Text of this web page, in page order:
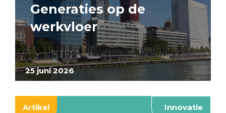
25 juni 2026
Generaties op de
werkvloer
Artikel Innovatie